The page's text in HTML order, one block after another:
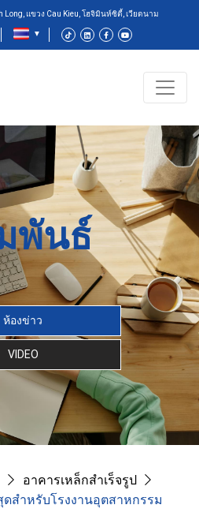
แขวง Cau Kieu, โฮจิมินห์ซิตี้, เวียดนาม
พันธ์
ห้องข่าว
VIDEO
อาคารเหล็กสำเร็จรูป
สำหรับโรงงานอุตสาหกรรม